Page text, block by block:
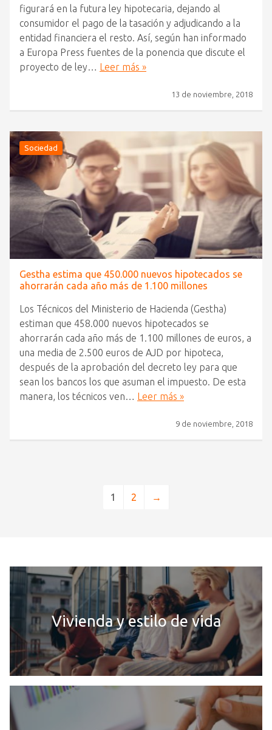
figurará en la futura ley hipotecaria, dejando al
consumidor el pago de la tasación y adjudicando a la
entidad financiera el resto. Así, según han informado
a Europa Press fuentes de la ponencia que discute el
proyecto de ley… Leer más »
13 de noviembre, 2018
Sociedad
Gestha estima que 450.000 nuevos hipotecados se
ahorrarán cada año más de 1.100 millones
Los Técnicos del Ministerio de Hacienda (Gestha)
estiman que 458.000 nuevos hipotecados se
ahorrarán cada año más de 1.100 millones de euros, a
una media de 2.500 euros de AJD por hipoteca,
después de la aprobación del decreto ley para que
sean los bancos los que asuman el impuesto. De esta
manera, los técnicos ven… Leer más »
9 de noviembre, 2018
1 2 →
Vivienda y estilo de vida